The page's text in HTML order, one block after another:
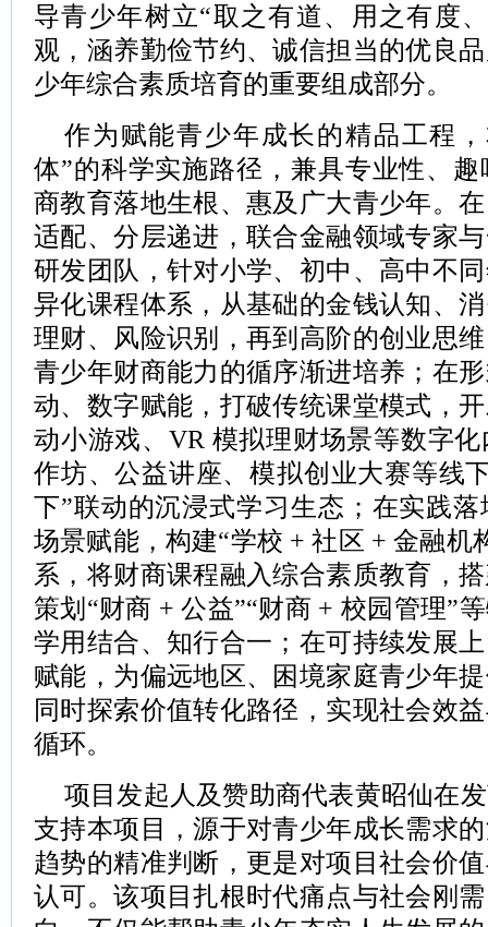
导青少年树立“取之有道、用之有度
观，涵养勤俭节约、诚信担当的优良
少年综合素质培育的重要组成部分。
作为赋能青少年成长的精品工程
体”的科学实施路径，兼具专业性、
商教育落地生根、惠及广大青少年。
适配、分层递进，联合金融领域专家
研发团队，针对小学、初中、高中不
异化课程体系，从基础的金钱认知、
理财、风险识别，再到高阶的创业思
青少年财商能力的循序渐进培养；在
动、数字赋能，打破传统课堂模式，
动小游戏、VR 模拟理财场景等数字
作坊、公益讲座、模拟创业大赛等线
下”联动的沉浸式学习生态；在实践
场景赋能，构建“学校 + 社区 + 金融机
系，将财商课程融入综合素质教育，
策划“财商 + 公益”“财商 + 校园管理”
学用结合、知行合一；在可持续发展
赋能，为偏远地区、困境家庭青少年
同时探索价值转化路径，实现社会效
循环。
项目发起人及赞助商代表黄昭仙在
支持本项目，源于对青少年成长需求
趋势的精准判断，更是对项目社会价
认可。该项目扎根时代痛点与社会刚